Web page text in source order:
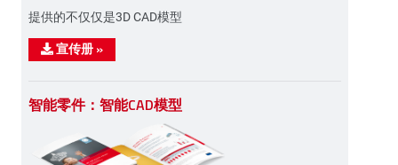
提供的不仅仅是3D CAD模型
宣传册 »
智能零件：智能CAD模型